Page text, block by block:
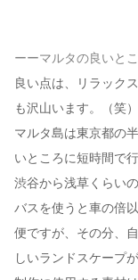
ーーマルタの良いと
良い点は、リラック
も沢山います。（笑）
マルタ島は東京都の
いところに短時間で
渋谷から浅草くらい
バスを使うと車の倍
便ですが、その分、
しいランドスケープ